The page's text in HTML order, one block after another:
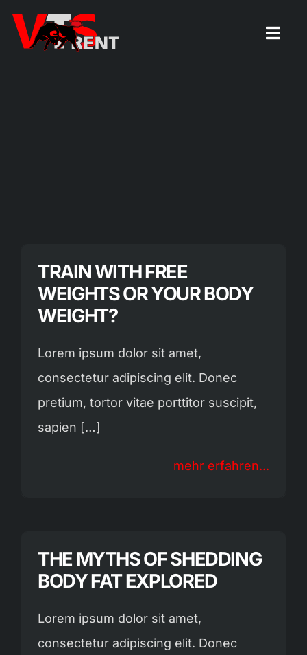
Zum
Inhalt
TRAIN WITH FREE
WEIGHTS OR YOUR BODY
WEIGHT?
Lorem ipsum dolor sit amet,
consectetur adipiscing elit. Donec
pretium, tortor vitae porttitor suscipit,
sapien […]
mehr erfahren...
THE MYTHS OF SHEDDING
BODY FAT EXPLORED
Lorem ipsum dolor sit amet,
consectetur adipiscing elit. Donec